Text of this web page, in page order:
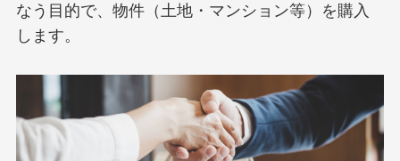
なう目的で、物件（土地・マンション等）を購入
します。